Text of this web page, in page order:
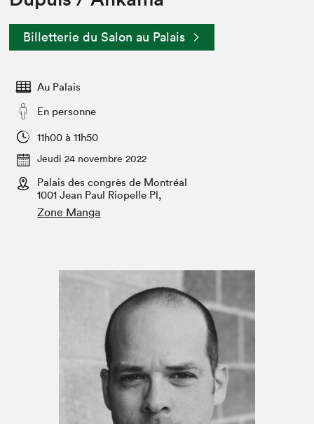
Espace exposant⋅e⋅s
Espace enseignant·e·s
Espace pro
Club de lecture Braindate
Nous connaître
Archives
Billetterie du Salon au Palais
Au Palais
En personne
11h00 à 11h50
Jeudi 24 novembre 2022
Palais des congrès de Montréal
1001 Jean Paul Riopelle Pl,
Zone Manga